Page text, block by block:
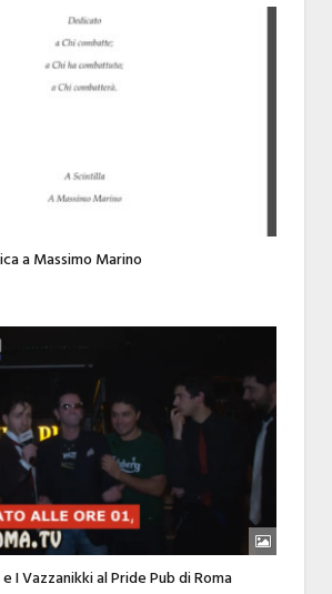
a Massimo Marino
I Vazzanikki al Pride Pub di Roma